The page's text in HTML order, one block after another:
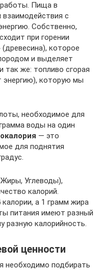
Пища в
взаимодействия с
Собственно,
при горении
которое
и выделяет
так же: топливо сгорая
энергию), которую мы
необходимое для
воды на один
— это
для поднятия
Углеводы),
калорий.
а 1 грамм жира
питания имеют разный
разную калорийность.
ценности
необходимо подбирать